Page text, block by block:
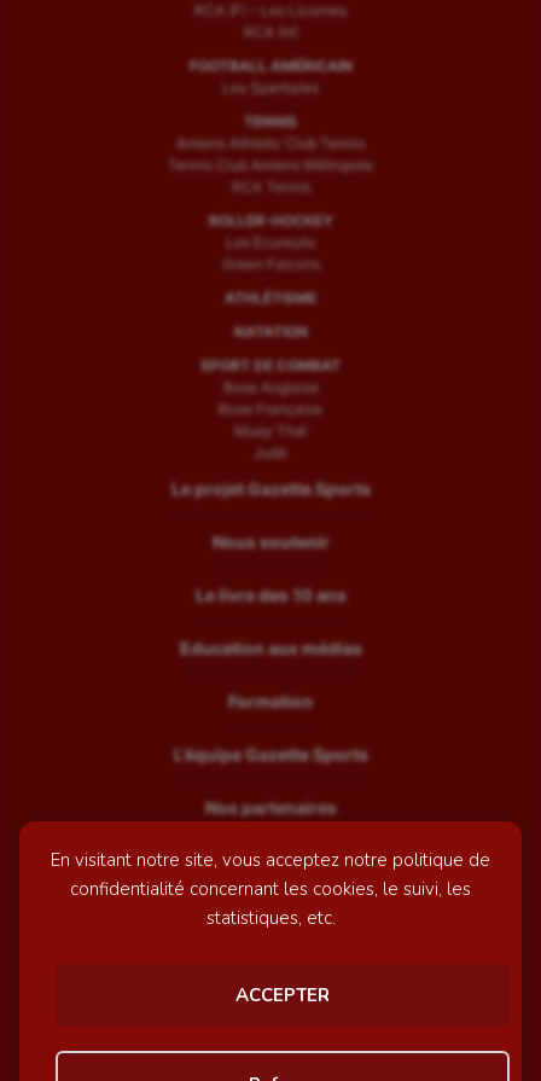
En visitant notre site, vous acceptez notre politique de
confidentialité concernant les cookies, le suivi, les
statistiques, etc.
ACCEPTER
RCA (F) – Les Licornes
RCA (H)
FOOTBALL AMÉRICAIN
Les Spartiates
TENNIS
Amiens Athletic Club Tennis
Tennis Club Amiens Métropole
RCA Tennis
ROLLER-HOCKEY
Les Ecureuils
Green Falcons
ATHLÉTISME
NATATION
SPORT DE COMBAT
Boxe Anglaise
Boxe Française
Muay Thaï
Judo
Le projet Gazette Sports
Nous soutenir
Le livre des 10 ans
Education aux médias
Formation
L’équipe Gazette Sports
Nos partenaires
Recrutement
Mentions légales
© GazetteSports - 2026 | Site internet réalisé par